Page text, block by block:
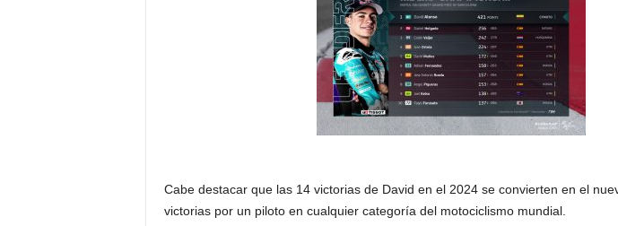
Cabe destacar que las 14 victorias de David en el 2024 se convierten en el
victorias por un piloto en cualquier categoría del motociclismo mundial.